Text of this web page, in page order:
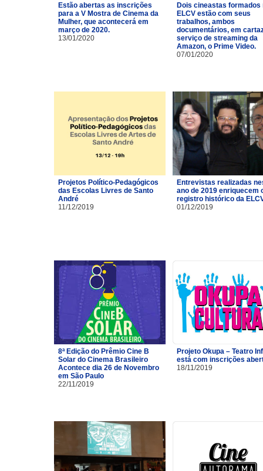
Estão abertas as inscrições
para a V Mostra de Cinema da
Mulher, que acontecerá em
março de 2020.
13/01/2020
Dois cineastas formados
ELCV estão com seus
trabalhos, ambos
documentários, em
serviço de streaming da
Amazon, o Prime Video.
07/01/2020
Projetos Político-Pedagógicos
das Escolas Livres de Santo
André
11/12/2019
Entrevistas realizadas
ano de 2019 enriquecem
registro histórico da
01/12/2019
8ª Edição do Prêmio Cine B
Solar do Cinema Brasileiro
Acontece dia 26 de Novembro
em São Paulo
22/11/2019
Projeto Okupa – Teatro
está com inscrições
18/11/2019